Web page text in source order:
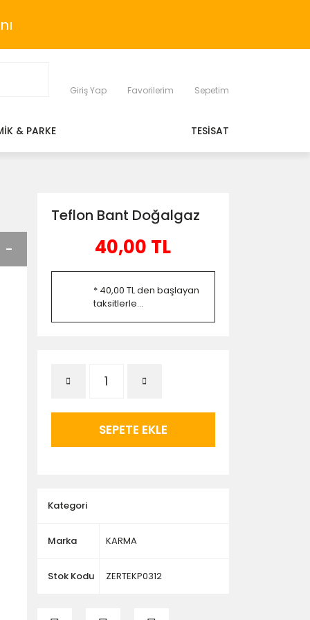
Giriş Yap Favorilerim Sepetim
& PARKE TESİSAT
Teflon Bant Doğalgaz
40,00 TL
* 40,00 TL den başlayan
taksitlerle...
SEPETE EKLE
Kategori
Marka KARMA
Stok Kodu ZERTEKP0312